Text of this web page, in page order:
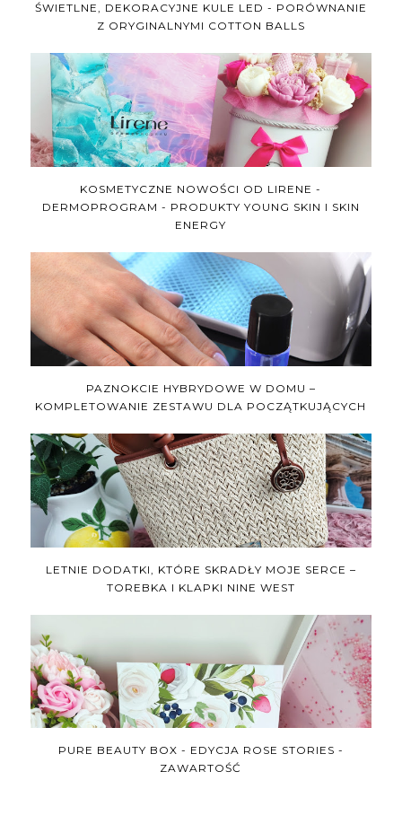
ŚWIETLNE, DEKORACYJNE KULE LED - PORÓWNANIE
Z ORYGINALNYMI COTTON BALLS
KOSMETYCZNE NOWOŚCI OD LIRENE -
DERMOPROGRAM - PRODUKTY YOUNG SKIN I SKIN
ENERGY
PAZNOKCIE HYBRYDOWE W DOMU –
KOMPLETOWANIE ZESTAWU DLA POCZĄTKUJĄCYCH
LETNIE DODATKI, KTÓRE SKRADŁY MOJE SERCE –
TOREBKA I KLAPKI NINE WEST
PURE BEAUTY BOX - EDYCJA ROSE STORIES -
ZAWARTOŚĆ